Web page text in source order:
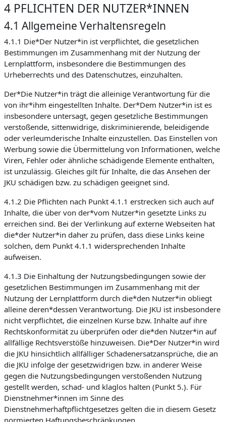
4 PFLICHTEN DER NUTZER*INNEN
4.1 Allgemeine Verhaltensregeln
4.1.1 Die*Der Nutzer*in ist verpflichtet, die gesetzlichen
Bestimmungen im Zusammenhang mit der Nutzung der
Lernplattform, insbesondere die Bestimmungen des
Urheberrechts und des Datenschutzes, einzuhalten.
Der*Die Nutzer*in trägt die alleinige Verantwortung für die
von ihr*ihm eingestellten Inhalte. Der*Dem Nutzer*in ist es
insbesondere untersagt, gegen gesetzliche Bestimmungen
verstoßende, sittenwidrige, diskriminierende, beleidigende
oder verleumderische Inhalte einzustellen. Das Einstellen von
Werbung sowie die Übermittelung von Informationen, welche
Viren, Fehler oder ähnliche schädigende Elemente enthalten,
ist unzulässig. Gleiches gilt für Inhalte, die das Ansehen der
JKU schädigen bzw. zu schädigen geeignet sind.
4.1.2 Die Pflichten nach Punkt 4.1.1 erstrecken sich auch auf
Inhalte, die über von der*vom Nutzer*in gesetzte Links zu
erreichen sind. Bei der Verlinkung auf externe Webseiten hat
die*der Nutzer*in daher zu prüfen, dass diese Links keine
solchen, dem Punkt 4.1.1 widersprechenden Inhalte
aufweisen.
4.1.3 Die Einhaltung der Nutzungsbedingungen sowie der
gesetzlichen Bestimmungen im Zusammenhang mit der
Nutzung der Lernplattform durch die*den Nutzer*in obliegt
alleine deren*dessen Verantwortung. Die JKU ist insbesondere
nicht verpflichtet, die einzelnen Kurse bzw. Inhalte auf ihre
Rechtskonformität zu überprüfen oder die*den Nutzer*in auf
allfällige Rechtsverstöße hinzuweisen. Die*Der Nutzer*in wird
die JKU hinsichtlich allfälliger Schadenersatzansprüche, die an
die JKU infolge der gesetzwidrigen bzw. in anderer Weise
gegen die Nutzungsbedingungen verstoßenden Nutzung
gestellt werden, schad- und klaglos halten (Punkt 5.). Für
Dienstnehmer*innen im Sinne des
Dienstnehmerhaftpflichtgesetzes gelten die in diesem Gesetz
normierten Haftungsbeschränkungen.